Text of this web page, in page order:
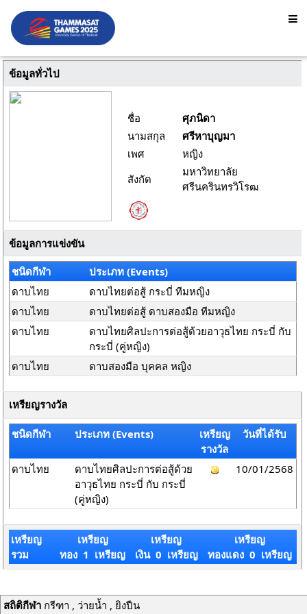
ข้อมูลทั่วไป
ชื่อ
ศุภนิดา
นามสกุล
ศรีหาบุญมา
เพศ
หญิง
สังกัด
มหาวิทยาลัย
ศรีนครินทรวิโรฒ
ข้อมูลการแข่งขัน
ชนิดกีฬา
ประเภท (Events)
ดาบไทย
ดาบไทยต่อสู้ กระบี่ ทีมหญิง
ดาบไทย
ดาบไทยต่อสู้ ดาบสองมือ ทีมหญิง
ดาบไทย
ดาบไทยศิลปะการต่อสู้ด้วยอาวุธไทย กระบี่ กับ
กระบี่ (คู่หญิง)
ดาบไทย
ดาบสองมือ บุคคล หญิง
เหรียญรางวัล
ชนิดกีฬา ประเภท (Events)
เหรียญ
รางวัล
วันที่ได้รับ
ดาบไทย
ดาบไทยศิลปะการต่อสู้ด้วย
อาวุธไทย กระบี่ กับ กระบี่
(คู่หญิง)
10/01/2568
เหรียญ
รวม
เหรียญ
ทอง 1 เหรียญ
เหรียญ
เงิน 0 เหรียญ
เหรียญ
ทองแดง 0 เหรียญ
สถิติกีฬากรีฑา , ว่ายน้ำ , ยิงปืน